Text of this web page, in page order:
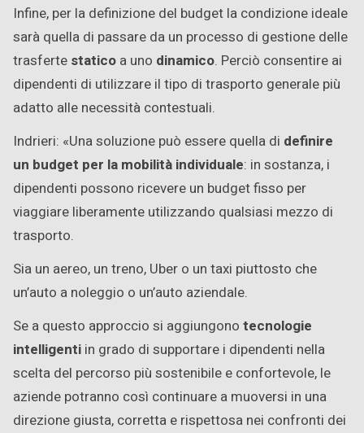
Infine, per la definizione del budget la condizione ideale
sarà quella di passare da un processo di gestione delle
trasferte statico a uno dinamico. Perciò consentire ai
dipendenti di utilizzare il tipo di trasporto generale più
adatto alle necessità contestuali.
Indrieri: «Una soluzione può essere quella di definire
un budget per la mobilità individuale: in sostanza, i
dipendenti possono ricevere un budget fisso per
viaggiare liberamente utilizzando qualsiasi mezzo di
trasporto.
Sia un aereo, un treno, Uber o un taxi piuttosto che
un’auto a noleggio o un’auto aziendale.
Se a questo approccio si aggiungono tecnologie
intelligenti in grado di supportare i dipendenti nella
scelta del percorso più sostenibile e confortevole, le
aziende potranno così continuare a muoversi in una
direzione giusta, corretta e rispettosa nei confronti dei